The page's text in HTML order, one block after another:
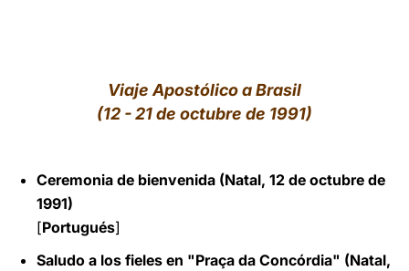
Viaje Apostólico a Brasil
(12 - 21 de octubre de 1991)
Ceremonia de bienvenida (Natal, 12 de octubre de
1991)
[Portugués]
Saludo a los fieles en "Praça da Concórdia" (Natal,